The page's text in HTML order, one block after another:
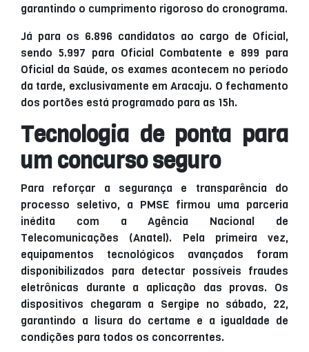
garantindo o cumprimento rigoroso do cronograma.
Já para os 6.896 candidatos ao cargo de Oficial,
sendo 5.997 para Oficial Combatente e 899 para
Oficial da Saúde, os exames acontecem no período
da tarde, exclusivamente em Aracaju. O fechamento
dos portões está programado para as 15h.
Tecnologia de ponta para
um concurso seguro
Para reforçar a segurança e transparência do
processo seletivo, a PMSE firmou uma parceria
inédita com a Agência Nacional de
Telecomunicações (Anatel). Pela primeira vez,
equipamentos tecnológicos avançados foram
disponibilizados para detectar possíveis fraudes
eletrônicas durante a aplicação das provas. Os
dispositivos chegaram a Sergipe no sábado, 22,
garantindo a lisura do certame e a igualdade de
condições para todos os concorrentes.